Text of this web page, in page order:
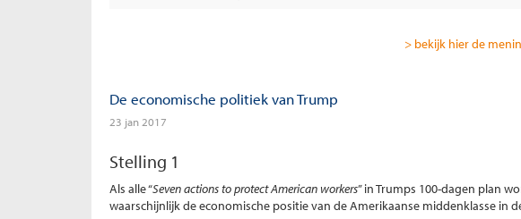
> bekijk hier de
De economische politiek van Trump
23 jan 2017
Stelling 1
Als alle “Seven actions to protect American workers” in Trumps 100-dagen plan
waarschijnlijk de economische positie van de Amerikaanse middenklasse in